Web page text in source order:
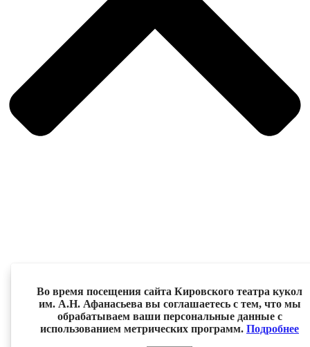
Во время посещения сайта Кировского театра кукол
им. А.Н. Афанасьева вы соглашаетесь с тем, что мы
обрабатываем ваши персональные данные с
использованием метрических программ. Подробнее